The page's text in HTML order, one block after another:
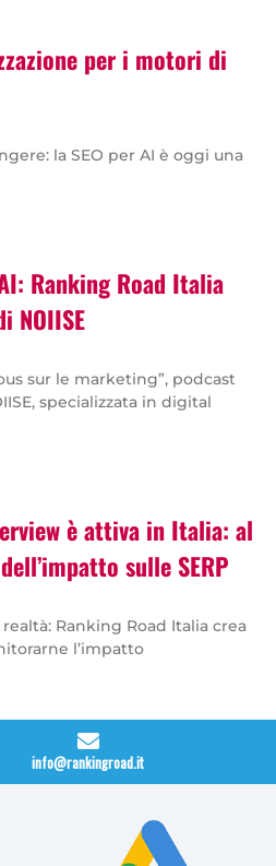
per i motori di
la SEO per AI è oggi una
Ranking Road Italia
NOIISE
sur le marketing”, podcast
specializzata in digital
è attiva in Italia: al
sulle SERP
Ranking Road Italia crea
l’impatto
info@rankingroad.it